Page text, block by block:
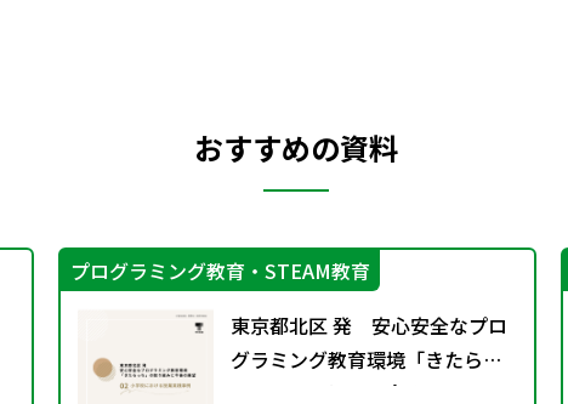
おすすめの資料
プログラミング教育・STEAM教育
東京都北区 発 安心安全なプロ
グラミング教育環境「きたらっ
ち」の取り組みと今後の展